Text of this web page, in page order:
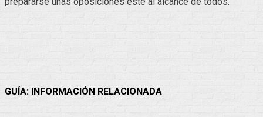
GUÍA: INFORMACIÓN RELACIONADA